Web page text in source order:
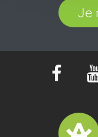
Je